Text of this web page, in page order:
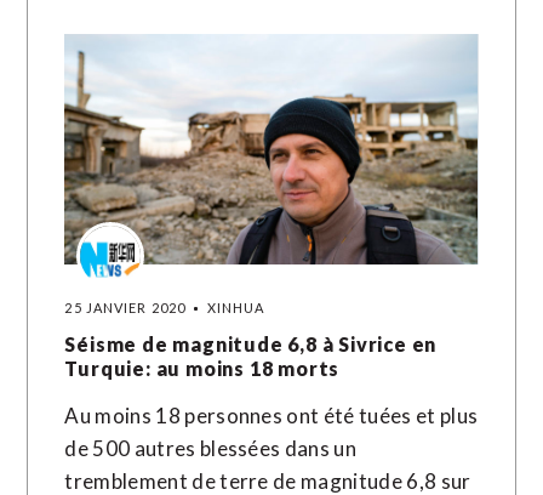
25 JANVIER 2020 XINHUA
Séisme de magnitude 6,8 à Sivrice en
Turquie: au moins 18 morts
Au moins 18 personnes ont été tuées et plus
de 500 autres blessées dans un
tremblement de terre de magnitude 6,8 sur